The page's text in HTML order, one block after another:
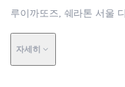
루이까또즈, 쉐라톤 서울
자세히